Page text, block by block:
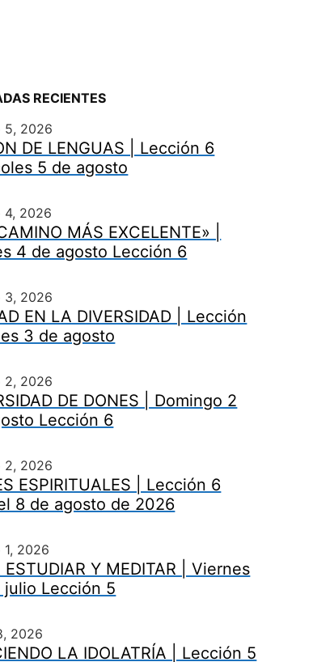
RECIENTES
5, 2026
DE LENGUAS | Lección 6
5 de agosto
4, 2026
MÁS EXCELENTE» |
4 de agosto Lección 6
3, 2026
EN LA DIVERSIDAD | Lección
3 de agosto
2, 2026
DE DONES | Domingo 2
Lección 6
2, 2026
ESPIRITUALES | Lección 6
8 de agosto de 2026
2026
ESTUDIAR Y MEDITAR | Viernes
julio Lección 5
2026
LA IDOLATRÍA | Lección 5